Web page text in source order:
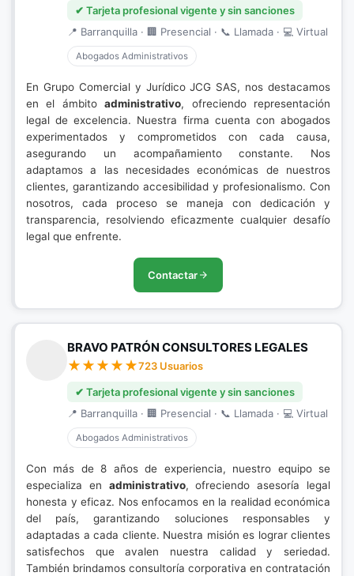
✔ Tarjeta profesional vigente y sin sanciones
📍 Barranquilla · 🏢 Presencial · 📞 Llamada · 💻 Virtual
Abogados Administrativos
En Grupo Comercial y Jurídico JCG SAS, nos destacamos
en el ámbitoadministrativo, ofreciendo representación
legal de excelencia. Nuestra firma cuenta con abogados
experimentados y comprometidos con cada causa,
asegurando un acompañamiento constante. Nos
adaptamos a las necesidades económicas de nuestros
clientes, garantizando accesibilidad y profesionalismo. Con
nosotros, cada proceso se maneja con dedicación y
transparencia, resolviendo eficazmente cualquier desafío
legal que enfrente.
Contactar
BRAVO PATRÓN CONSULTORES LEGALES
723 Usuarios
✔ Tarjeta profesional vigente y sin sanciones
📍 Barranquilla · 🏢 Presencial · 📞 Llamada · 💻 Virtual
Abogados Administrativos
Con más de 8 años de experiencia, nuestro equipo se
especializa en administrativo, ofreciendo asesoría legal
honesta y eficaz. Nos enfocamos en la realidad económica
del país, garantizando soluciones responsables y
adaptadas a cada cliente. Nuestra misión es lograr clientes
satisfechos que avalen nuestra calidad y seriedad.
También brindamos consultoría corporativa en contratación